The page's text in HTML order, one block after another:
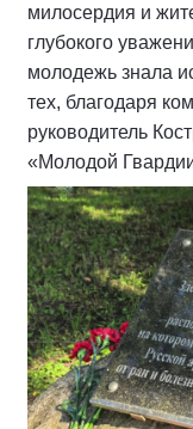
милосердия и
глубокого
молодежь знала
тех, благодаря
руководитель
«Молодой